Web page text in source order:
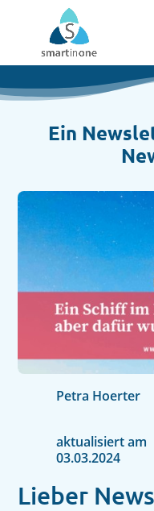
Ein
Petra Hoerter
aktualisiert am
03.03.2024
Lieber